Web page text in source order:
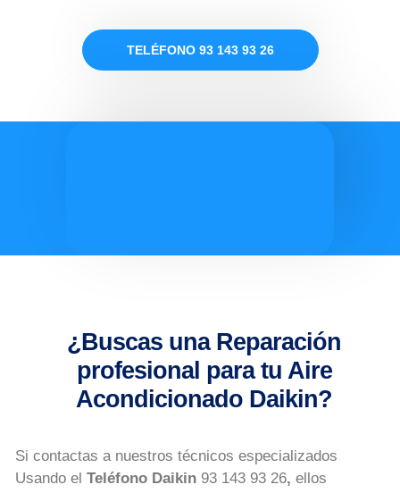
TELÉFONO 93 143 93 26
¿Buscas una Reparación
profesional para tu Aire
Acondicionado Daikin?
Si contactas a nuestros técnicos especializados
Usando el Teléfono Daikin 93 143 93 26, ellos